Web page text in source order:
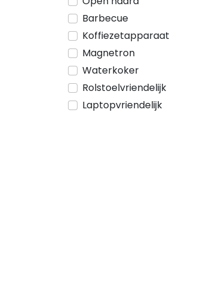
Barbecue
Koffiezetapparaat
Magnetron
Waterkoker
Rolstoelvriendelijk
Laptopvriendelijk